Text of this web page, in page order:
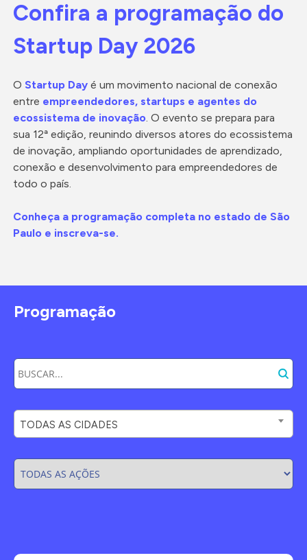
Confira a programação do
Startup Day 2026
O Startup Day é um movimento nacional de conexão
entre empreendedores, startups e agentes do
ecossistema de inovação. O evento se prepara para
sua 12ª edição, reunindo diversos atores do ecossistema
de inovação, ampliando oportunidades de aprendizado,
conexão e desenvolvimento para empreendedores de
todo o país.
Conheça a programação completa no estado de São
Paulo e inscreva-se.
Programação
TODAS AS CIDADES